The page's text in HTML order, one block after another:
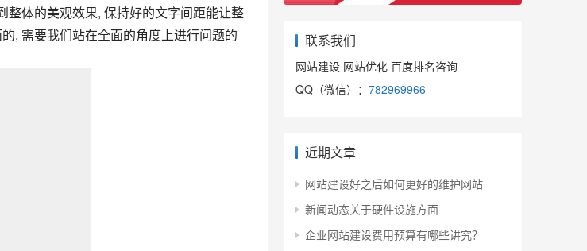
整体的美观效果, 保持好的文字间距能让整
, 需要我们站在全面的角度上进行问题的
联系我们
网站建设 网站优化 百度排名咨询
QQ（微信）： 782969966
近期文章
网站建设好之后如何更好的维护网站
新闻动态关于硬件设施方面
企业网站建设费用预算有哪些讲究？